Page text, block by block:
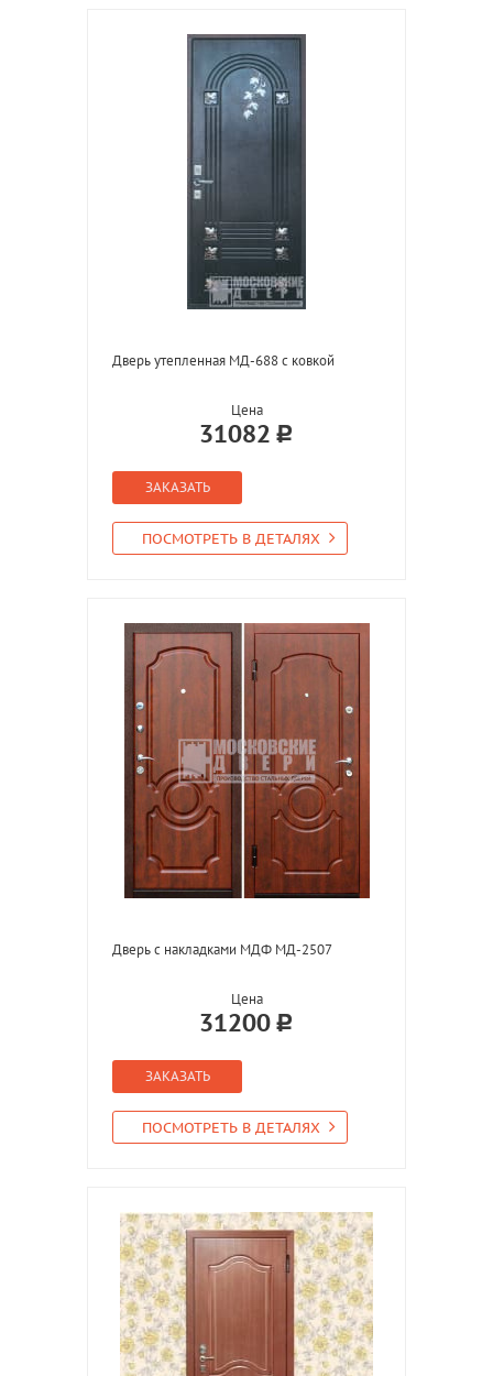
Дверь утепленная МД-688 с ковкой
Цена
31082
ЗАКАЗАТЬ
ПОСМОТРЕТЬ В ДЕТАЛЯХ
Дверь с накладками МДФ МД-2507
Цена
31200
ЗАКАЗАТЬ
ПОСМОТРЕТЬ В ДЕТАЛЯХ